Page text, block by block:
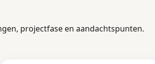
projectfase en aandachtspunten.